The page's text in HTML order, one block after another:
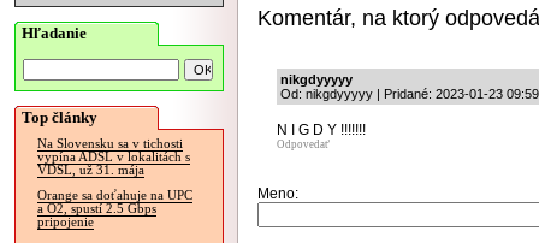
Hľadanie
Top články
Na Slovensku sa v tichosti
vypína ADSL v lokalitách s
VDSL, už 31. mája
Orange sa doťahuje na UPC
a O2, spustí 2.5 Gbps
pripojenie
Komentár, na ktorý
nikgdyyyyy
Od: nikgdyyyyy | Pridané: 2023-01-23
N I G D Y !!!!!!!
Odpovedať
Meno: